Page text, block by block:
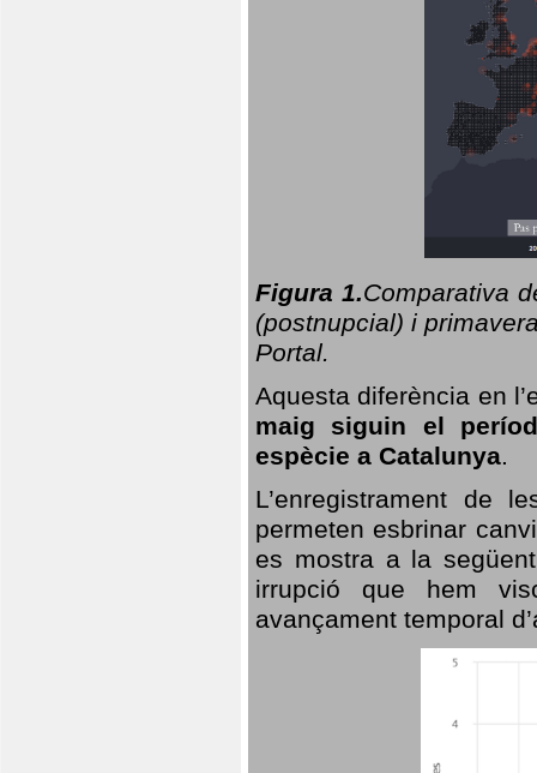
Figura 1.Comparativa
(postnupcial) i
Portal.
Aquesta diferència en
maig siguin el
espècie a Catalunya.
L’enregistrament de
permeten esbrinar
es mostra a la
irrupció que hem
avançament temporal